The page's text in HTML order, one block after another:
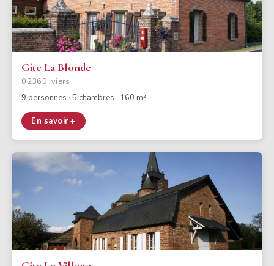
Gîte La Blonde
02360 Iviers
9 personnes · 5 chambres · 160 m²
En savoir +